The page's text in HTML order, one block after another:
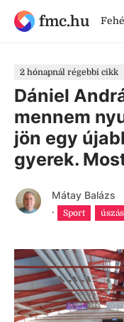
fmc.hu
2 hónapnál régebbi cikk
Dániel
mennem
jön egy
gyerek.
Mátay Balázs
·
Sport úszás